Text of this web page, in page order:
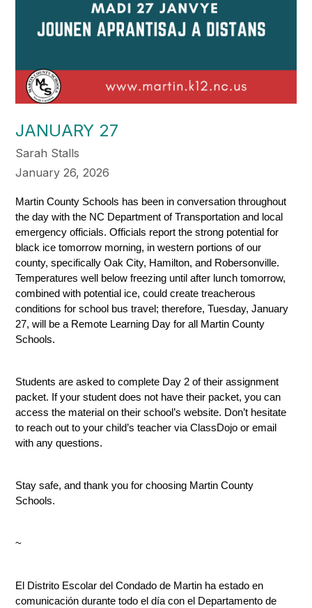
JANUARY 27
Sarah Stalls
January 26, 2026
Martin County Schools has been in conversation throughout
the day with the NC Department of Transportation and local
emergency officials. Officials report the strong potential for
black ice tomorrow morning, in western portions of our
county, specifically Oak City, Hamilton, and Robersonville.
Temperatures well below freezing until after lunch tomorrow,
combined with potential ice, could create treacherous
conditions for school bus travel; therefore, Tuesday, January
27, will be a Remote Learning Day for all Martin County
Schools.
Students are asked to complete Day 2 of their assignment
packet. If your student does not have their packet, you can
access the material on their school’s website. Don’t hesitate
to reach out to your child’s teacher via ClassDojo or email
with any questions.
Stay safe, and thank you for choosing Martin County
Schools.
~
El Distrito Escolar del Condado de Martin ha estado en
comunicación durante todo el día con el Departamento de